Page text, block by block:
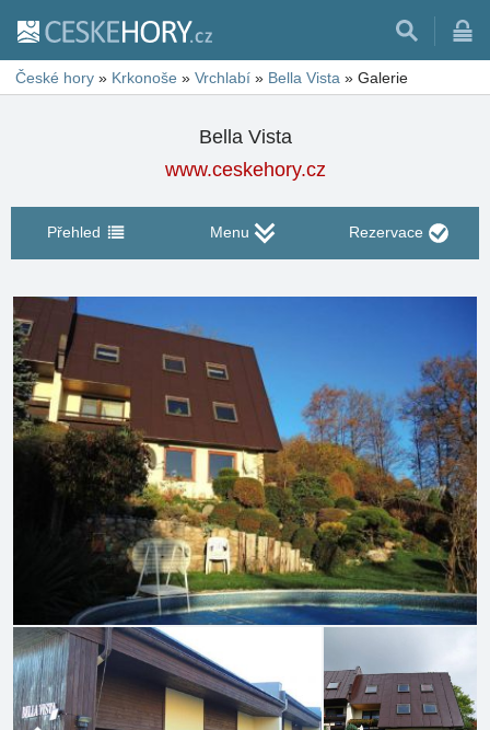
České hory » Krkonoše » Vrchlabí » Bella Vista » Galerie
Bella Vista
www.ceskehory.cz
Přehled Menu Rezervace